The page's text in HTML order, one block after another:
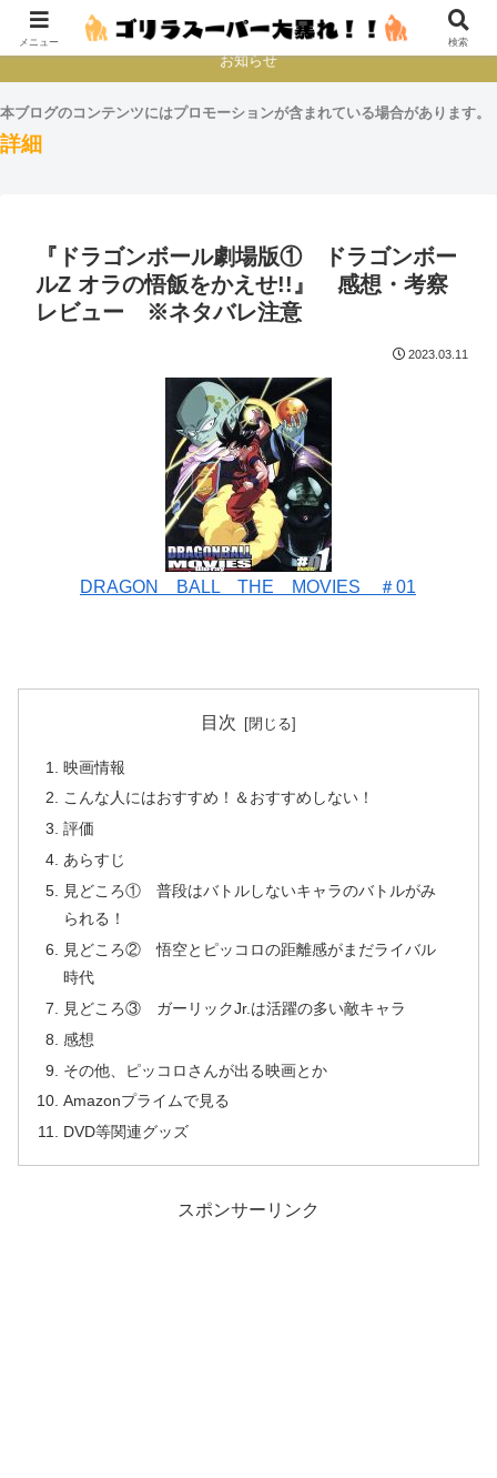
本とか映画とかゲームプレイとか
お知らせ
本ブログのコンテンツにはプロモーションが含まれている場合があります。
詳細
『ドラゴンボール劇場版① ドラゴンボー
ルZ オラの悟飯をかえせ!!』 感想・考察
レビュー ※ネタバレ注意
2023.03.11
DRAGON BALL THE MOVIES ＃01
目次
映画情報
こんな人にはおすすめ！＆おすすめしない！
評価
あらすじ
見どころ① 普段はバトルしないキャラのバトルがみ
られる！
見どころ② 悟空とピッコロの距離感がまだライバル
時代
見どころ③ ガーリックJr.は活躍の多い敵キャラ
感想
その他、ピッコロさんが出る映画とか
Amazonプライムで見る
DVD等関連グッズ
スポンサーリンク
メニュー 検索